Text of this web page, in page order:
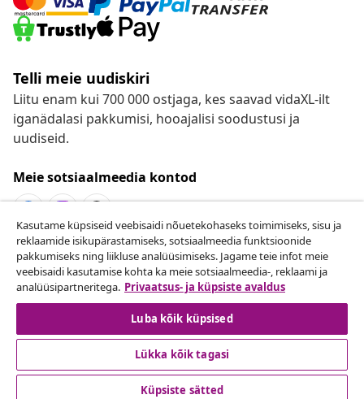
Telli meie uudiskiri
Liitu enam kui 700 000 ostjaga, kes saavad vidaXL-ilt
iganädalasi pakkumisi, hooajalisi soodustusi ja
uudiseid.
Meie sotsiaalmeedia kontod
Lepingust taganemine
Esita oma tellimuse kohta tagastamissoov.
Lepingust taganemine
Kasutame küpsiseid veebisaidi nõuetekohaseks toimimiseks, sisu ja
reklaamide isikupärastamiseks, sotsiaalmeedia funktsioonide
pakkumiseks ning liikluse analüüsimiseks. Jagame teie infot meie
veebisaidi kasutamise kohta ka meie sotsiaalmeedia-, reklaami ja
analüüsipartneritega. Privaatsus- ja küpsiste avaldus
Luba kõik küpsised
Lükka kõik tagasi
Küpsiste sätted